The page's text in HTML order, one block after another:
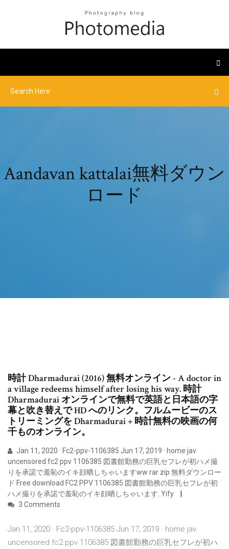
Aandavan kattalai無料ダウン
ロード
時計 Dharmadurai (2016) 無料オンライン - A doctor in
a village redeems himself after losing his way. 時計
Dharmadurai オンラインで無料で英語と日本語の字
幕と吹き替えで HD へのリンク。フルムービーのス
トリーミングを Dharmadurai + 時計無料の映画の何
千ものオンライン。
Jan 11, 2020 · Fc2-ppv-1106385 Jun 17, 2019 · home jav
uncensored fc2 ppv 1106385 図書館勤務の巨乳セフレが初ハメ撮
りを承諾で羞恥のイキ顔晒しちゃいますww rar zip 無料ダウンロー
ド Free download FC2 PPV 1106385 図書館勤務の巨乳セフレが初
ハメ撮りを承諾で羞恥のイキ顔晒しちゃいます. Yify
3 Comments
Jan 11, 2020 · Fc2-ppv-1106385 Jun 17, 2019 · home jav
uncensored fc2 ppv 1106385 図書館勤務の巨乳セフレが初ハ